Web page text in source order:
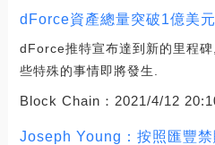
dForce資產總量突破1億美元
dForce推特宣布達到新的里程
些特殊的事情即將發生.
Block Chain： 2021/4/12
Joseph Young：按照匯豐